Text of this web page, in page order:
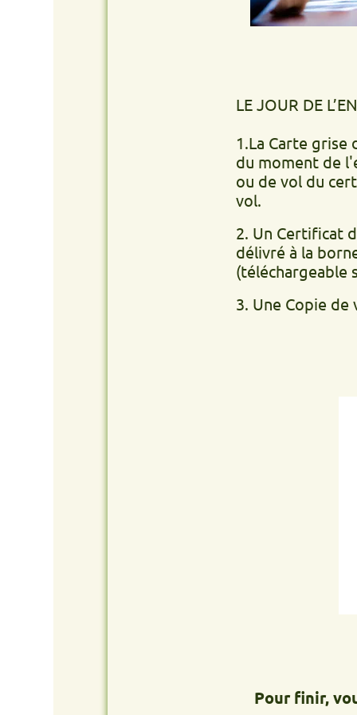
LE JOUR DE
1.La Carte grise du
du moment de
ou de vol du certificat
2. Un Certificat de non
délivré à la borne de
(téléchargeable site
3. Une Copie de votre
Pour finir, vous